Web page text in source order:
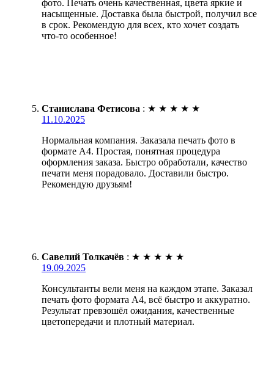
фото. Печать очень качественная, цвета яркие и
насыщенные. Доставка была быстрой, получил все
в срок. Рекомендую для всех, кто хочет создать
что-то особенное!
Станислава Фетисова : ★ ★ ★ ★ ★
11.10.2025
Нормальная компания. Заказала печать фото в
формате А4. Простая, понятная процедура
оформления заказа. Быстро обработали, качество
печати меня порадовало. Доставили быстро.
Рекомендую друзьям!
Савелий Толкачёв : ★ ★ ★ ★ ★
19.09.2025
Консультанты вели меня на каждом этапе. Заказал
печать фото формата А4, всё быстро и аккуратно.
Результат превзошёл ожидания, качественные
цветопередачи и плотный материал.